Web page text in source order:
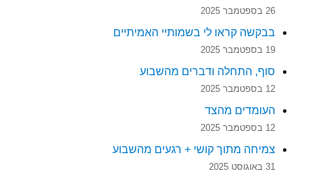
26 בספטמבר 2025
בבקשה קראו לי בשמותיי האמיתיים
19 בספטמבר 2025
סוף, התחלה ודברים מהשבוע
12 בספטמבר 2025
העומדים מהצד
12 בספטמבר 2025
צמיחה מתוך קושי + רגעים מהשבוע
31 באוגוסט 2025